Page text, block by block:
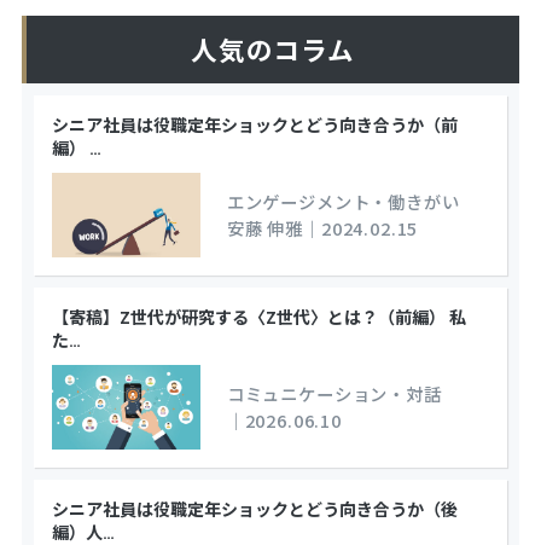
人気のコラム
シニア社員は役職定年ショックとどう向き合うか（前
編）
…
エンゲージメント・働きがい
安藤 伸雅 ｜ 2024.02.15
【寄稿】Z世代が研究する〈Z世代〉とは？（前編） 私
た…
コミュニケーション・対話
｜ 2026.06.10
シニア社員は役職定年ショックとどう向き合うか（後
編）人…